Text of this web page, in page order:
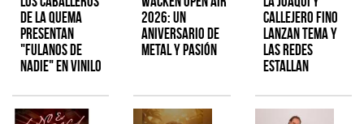
de la Quema
presentan
"Fulanos de
Nadie" en vinilo
2026: Un
aniversario de
metal y pasión
Callejero Fino
lanzan tema y
las redes
estallan